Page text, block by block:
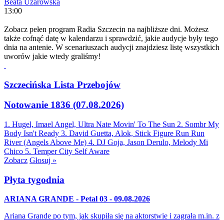
Beata Użarowska
13:00
Zobacz pełen program Radia Szczecin na najbliższe dni. Możesz
także cofnąć datę w kalendarzu i sprawdzić, jakie audycje były tego
dnia na antenie. W scenariuszach audycji znajdziesz listę wszystkich
uworów jakie wtedy graliśmy!
Szczecińska Lista Przebojów
Notowanie 1836 (07.08.2026)
1. Hugel, Imael Angel, Ultra Nate Movin' To The Sun 2. Sombr My
Body Isn't Ready 3. David Guetta, Alok, Stick Figure Run Run
River (Angels Above Me) 4. DJ Goja, Jason Derulo, Melody Mi
Chico 5. Temper City Self Aware
Zobacz Głosuj »
Płyta tygodnia
ARIANA GRANDE - Petal 03 - 09.08.2026
Ariana Grande po tym, jak skupiła się na aktorstwie i zagrała m.in. z